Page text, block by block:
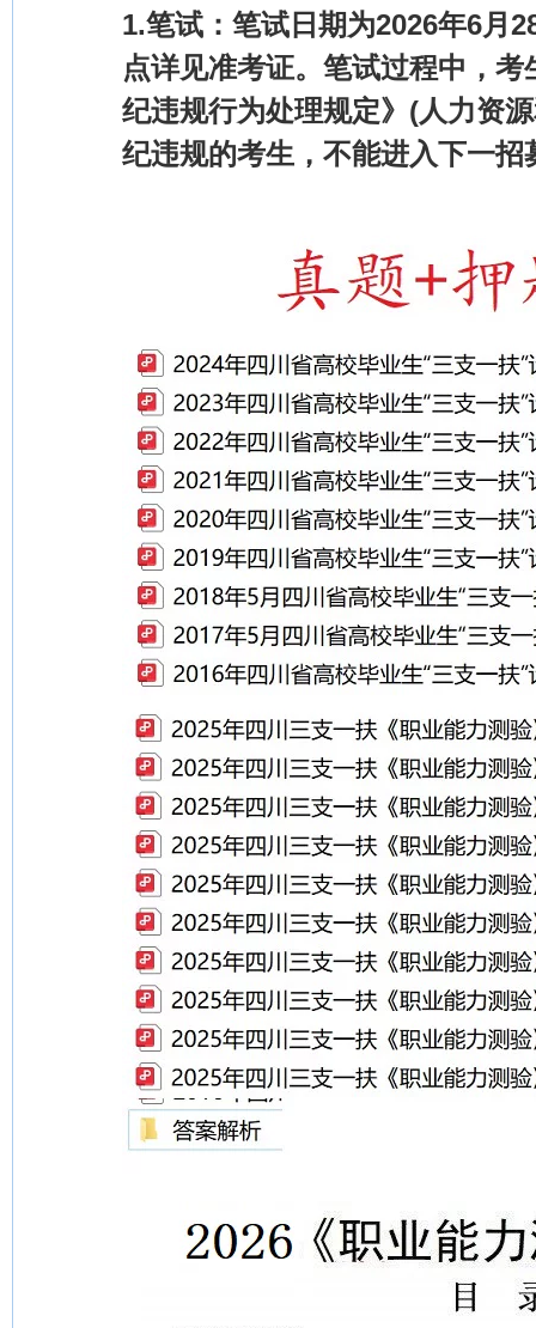
1.笔试：笔试日期为2026年6月
点详见准考证。笔试过程中，
纪违规行为处理规定》(人力资
纪违规的考生，不能进入下一招